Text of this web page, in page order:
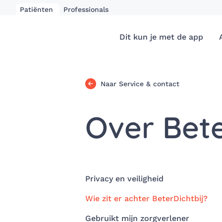
Patiënten Professionals
Dit kun je met de app
Naar Service & contact
Over
Privacy en veiligheid
Wie zit er achter BeterDichtbij?
Gebruikt mijn zorgverlener